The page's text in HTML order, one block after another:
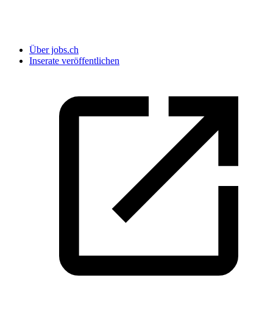
Über jobs.ch
Inserate veröffentlichen